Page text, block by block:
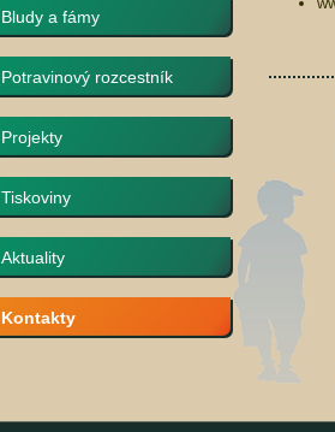
Bludy a fámy
Potravinový rozcestník
Projekty
Tiskoviny
Aktuality
Kontakty